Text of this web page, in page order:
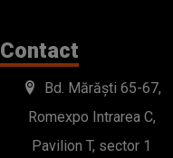
Contact
Bd. Mărăști 65-67,
Romexpo Intrarea C,
Pavilion T, sector 1